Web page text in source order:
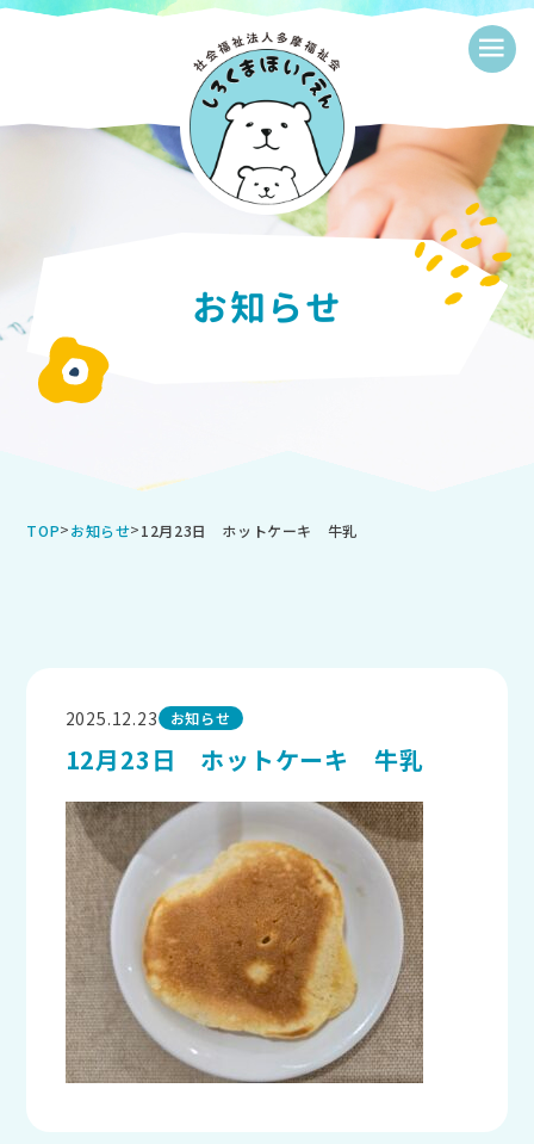
≡
お知らせ
TOP>お知らせ>12月23日 ホットケーキ 牛乳
2025.12.23 お知らせ
12月23日 ホットケーキ 牛乳